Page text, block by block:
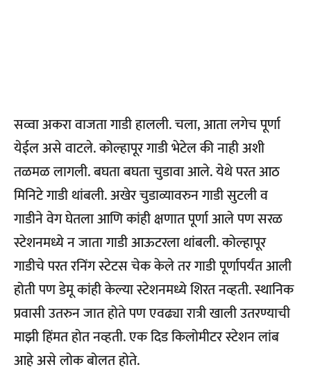
सव्वा अकरा वाजता गाडी हालली. चला, आता लगेच पूर्णा
येईल असे वाटले. कोल्हापूर गाडी भेटेल की नाही अशी
तळमळ लागली. बघता बघता चुडावा आले. येथे परत आठ
मिनिटे गाडी थांबली. अखेर चुडाव्यावरुन गाडी सुटली व
गाडीने वेग घेतला आणि कांही क्षणात पूर्णा आले पण सरळ
स्टेशनमध्ये न जाता गाडी आऊटरला थांबली. कोल्हापूर
गाडीचे परत रनिंग स्टेटस चेक केले तर गाडी पूर्णापर्यंत आली
होती पण डेमू कांही केल्या स्टेशनमध्ये शिरत नव्हती. स्थानिक
प्रवासी उतरुन जात होते पण एवढ्या रात्री खाली उतरण्याची
माझी हिंमत होत नव्हती. एक दिड किलोमीटर स्टेशन लांब
आहे असे लोक बोलत होते.